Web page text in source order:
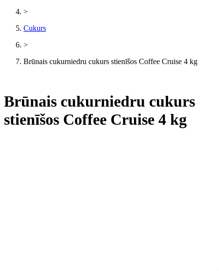
>
Cukurs
>
Brūnais cukurniedru cukurs stienīšos Coffee Cruise 4 kg
Brūnais cukurniedru cukurs
stienīšos Coffee Cruise 4 kg